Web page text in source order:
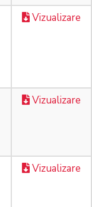
Vizualizare
Vizualizare
Vizualizare